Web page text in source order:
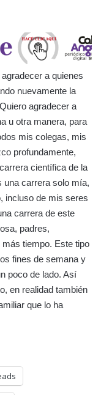
a quienes
nuevamente la
agradecer a
u otra manera, para
mis colegas, mis
profundamente,
científica de la
una carrera solo mía,
incluso de mis seres
carrera de este
padres,
tiempo. Este tipo
fines de semana y
poco de lado. Así
en realidad también
que lo ha